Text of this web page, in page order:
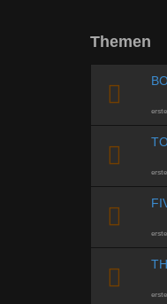
Themen